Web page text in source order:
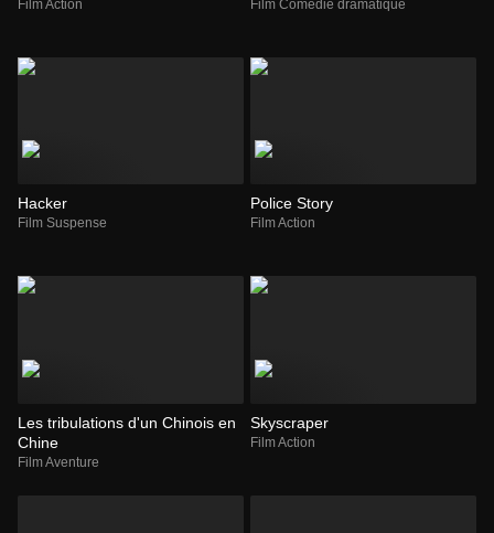
Film Action Film Comédie dramatique
Hacker
Film Suspense
Police Story
Film Action
Les tribulations d'un Chinois en
Chine
Film Aventure
Skyscraper
Film Action